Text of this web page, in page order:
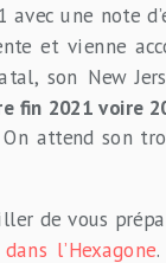
une note
et vienne
son New
fin 2021 voire
attend son
de vous
l’Hexagone